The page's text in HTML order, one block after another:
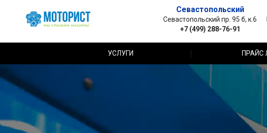
Севастопольский
Севастопольский пр. 95 б, к.6
+7 (499) 288-76-91
УСЛУГИ ПРАЙС